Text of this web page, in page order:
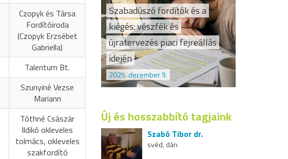
Czopyk és Társa
Fordítóiroda
(Czopyk Erzsébet
Gabriella)
Talentum Bt.
Szunyiné Vezse
Mariann
Tóthné Császár
Ildikó okleveles
tolmács, okleveles
szakfordító
Szabadúszó fordítók és a
kiégés: vészfék és
újratervezés piaci fejreállás
idején
2025. december 9.
Új és hosszabbító tagjaink
Szabó Tibor dr.
svéd, dán